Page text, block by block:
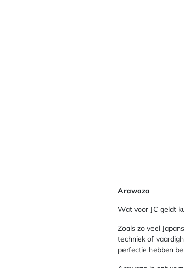
Arawaza
Wat voor JC geldt
Zoals zo veel
techniek of
perfectie hebben